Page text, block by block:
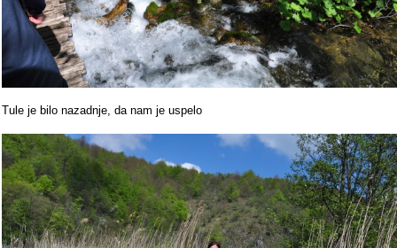
Tule je bilo nazadnje, da nam je uspelo